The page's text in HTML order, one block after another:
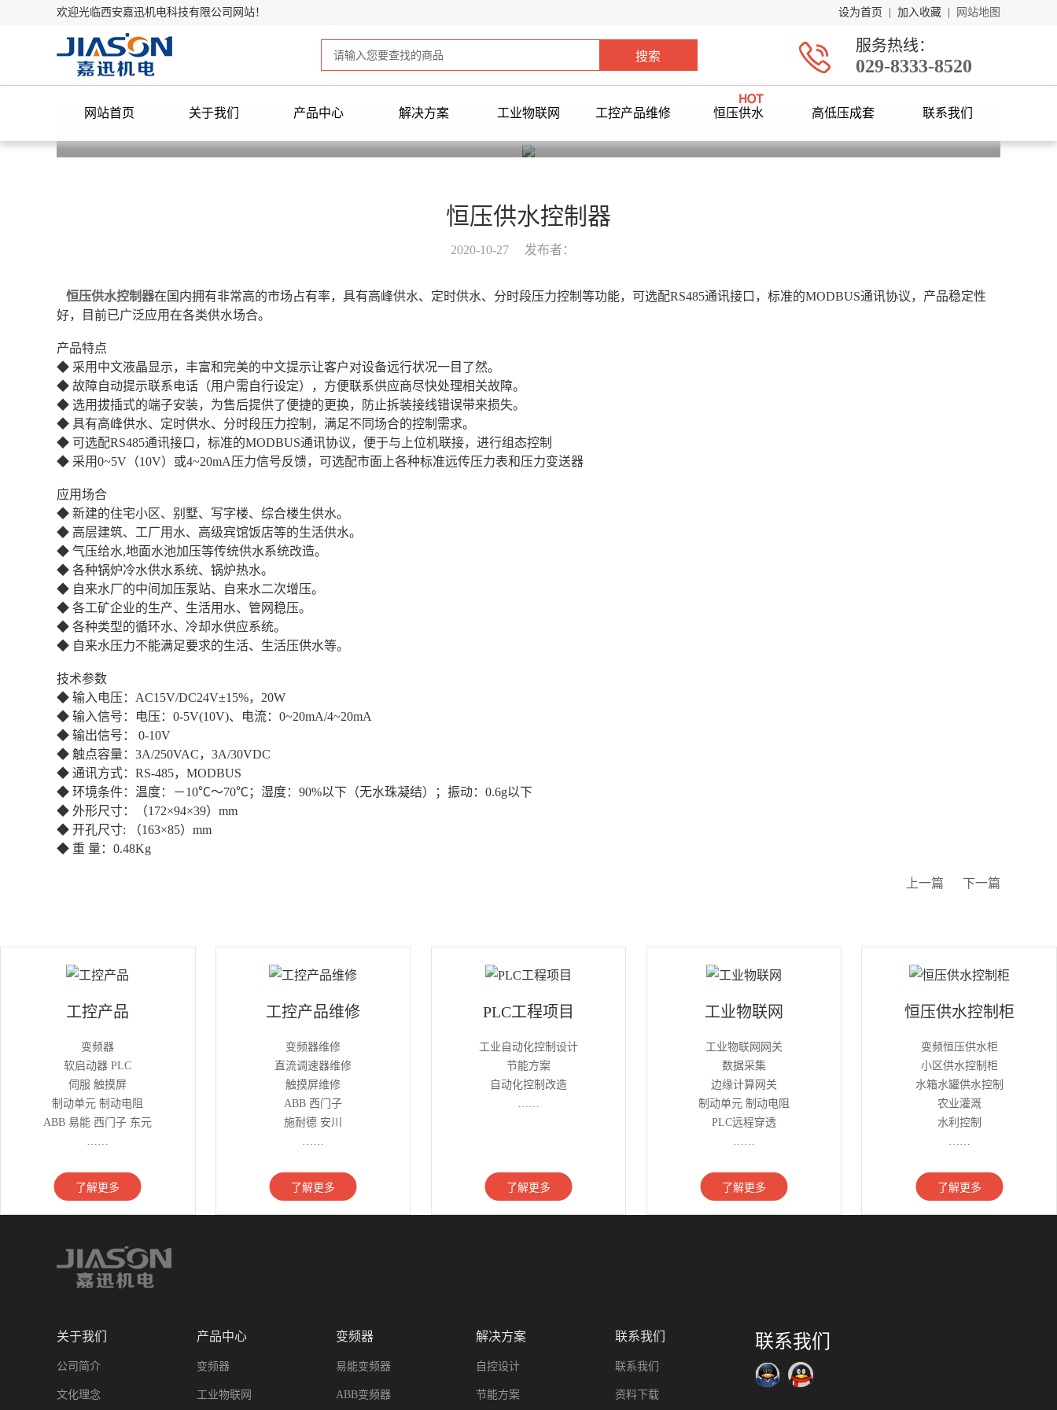
欢迎光临西安嘉迅机电科技有限公司网站！ 设为首页 加入收藏 网站地图
服务热线：
029-8333-8520
网站首页 关于我们 产品中心 解决方案 工业物联网 工控产品维修 恒压供水 高低压成套
联系我们
恒压供水控制器
2020-10-27 发布者：
恒压供水控制器在国内拥有非常高的市场占有率，具有高峰供水、定时供水、分时段压力控制等功能，可选配RS485通讯接口，标准的MODBUS通讯协议，产品稳定性
好，目前已广泛应用在各类供水场合。
产品特点
◆ 采用中文液晶显示，丰富和完美的中文提示让客户对设备远行状况一目了然。
◆ 故障自动提示联系电话（用户需自行设定），方便联系供应商尽快处理相关故障。
◆ 选用拔插式的端子安装，为售后提供了便捷的更换，防止拆装接线错误带来损失。
◆ 具有高峰供水、定时供水、分时段压力控制，满足不同场合的控制需求。
◆ 可选配RS485通讯接口，标准的MODBUS通讯协议，便于与上位机联接，进行组态控制
◆ 采用0~5V（10V）或4~20mA压力信号反馈，可选配市面上各种标准远传压力表和压力变送器
应用场合
◆ 新建的住宅小区、别墅、写字楼、综合楼生供水。
◆ 高层建筑、工厂用水、高级宾馆饭店等的生活供水。
◆ 气压给水,地面水池加压等传统供水系统改造。
◆ 各种锅炉冷水供水系统、锅炉热水。
◆ 自来水厂的中间加压泵站、自来水二次增压。
◆ 各工矿企业的生产、生活用水、管网稳压。
◆ 各种类型的循环水、冷却水供应系统。
◆ 自来水压力不能满足要求的生活、生活压供水等。
技术参数
◆ 输入电压：AC15V/DC24V±15%，20W
◆ 输入信号：电压：0-5V(10V)、电流：0~20mA/4~20mA
◆ 输出信号： 0-10V
◆ 触点容量：3A/250VAC，3A/30VDC
◆ 通讯方式：RS-485，MODBUS
◆ 环境条件：温度：－10℃～70℃；湿度：90%以下（无水珠凝结）；振动：0.6g以下
◆ 外形尺寸：（172×94×39）mm
◆ 开孔尺寸: （163×85）mm
◆ 重 量：0.48Kg
上一篇 下一篇
工控产品
变频器
软启动器 PLC
伺服 触摸屏
制动单元 制动电阻
ABB 易能 西门子 东元
……
了解更多
工控产品维修
变频器维修
直流调速器维修
触摸屏维修
ABB 西门子
施耐德 安川
……
了解更多
PLC工程项目
工业自动化控制设计
节能方案
自动化控制改造
……
了解更多
工业物联网
工业物联网网关
数据采集
边缘计算网关
制动单元 制动电阻
PLC远程穿透
……
了解更多
恒压供水控制柜
变频恒压供水柜
小区供水控制柜
水箱水罐供水控制
农业灌溉
水利控制
……
了解更多
关于我们
公司简介
文化理念
产品中心
变频器
工业物联网
变频器
易能变频器
ABB变频器
解决方案
自控设计
节能方案
联系我们
联系我们
资料下载
联系我们